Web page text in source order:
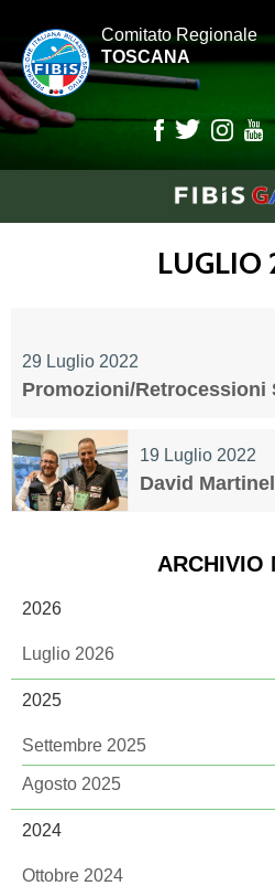
Comitato Regionale
TOSCANA
LUGLIO
29 Luglio 2022
Promozioni/Retrocessioni
19 Luglio 2022
David
ARCHIVIO
2026
Luglio 2026
2025
Settembre 2025
Agosto 2025
2024
Ottobre 2024